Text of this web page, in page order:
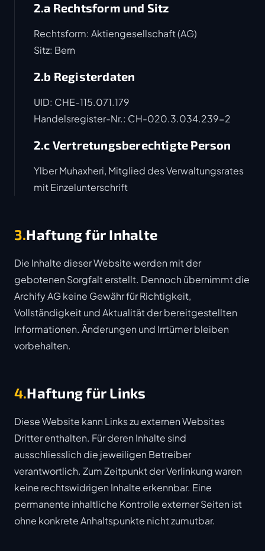
2.a Rechtsform und Sitz
Rechtsform: Aktiengesellschaft (AG)
Sitz: Bern
2.b Registerdaten
UID: CHE-115.071.179
Handelsregister-Nr.: CH-020.3.034.239-2
2.c Vertretungsberechtigte Person
Ylber Muhaxheri, Mitglied des Verwaltungsrates
mit Einzelunterschrift
3.Haftung für Inhalte
Die Inhalte dieser Website werden mit der
gebotenen Sorgfalt erstellt. Dennoch übernimmt die
Archify AG keine Gewähr für Richtigkeit,
Vollständigkeit und Aktualität der bereitgestellten
Informationen. Änderungen und Irrtümer bleiben
vorbehalten.
4.Haftung für Links
Diese Website kann Links zu externen Websites
Dritter enthalten. Für deren Inhalte sind
ausschliesslich die jeweiligen Betreiber
verantwortlich. Zum Zeitpunkt der Verlinkung waren
keine rechtswidrigen Inhalte erkennbar. Eine
permanente inhaltliche Kontrolle externer Seiten ist
ohne konkrete Anhaltspunkte nicht zumutbar.